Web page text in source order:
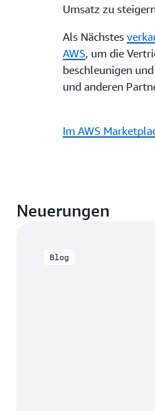
Umsatz zu
Als Nächstes
AWS, um die
beschleunigen
und anderen
Im AWS
Neuerungen
Blog